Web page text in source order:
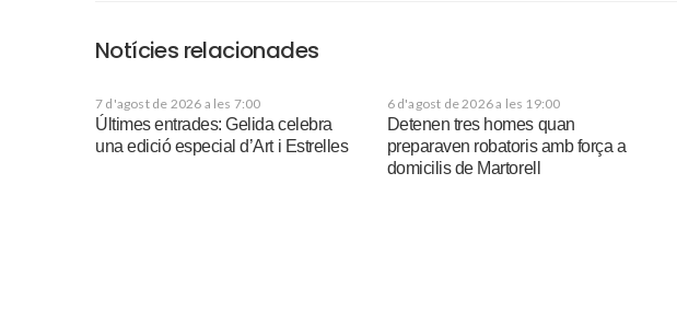
Notícies relacionades
7 d'agost de 2026 a les 7:00
Últimes entrades: Gelida celebra
una edició especial d’Art i Estrelles
6 d'agost de 2026 a les 19:00
Detenen tres homes quan
preparaven robatoris amb força a
domicilis de Martorell